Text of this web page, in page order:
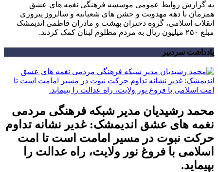
به گزارش روابط عمومی موسسه فرهنگی نغمه های عشق
همزمان با دهه مهدویت و جشن های شعبانیه و سالروز پیروزی
انقلاب اسلامی، گروه دختران بهشت و مادران فاطمی اندیمشک
مبلغ ۲۵۰ میلیون ریال به مردم مظلوم لبنان کمک کردند.
یادداشت سردبیر
محمد رشیدیان مدیر شبکه فرهنگی مردمی
نغمه های عشق اندیمشک: غدیر نشانه تداوم
حرکت نبوت در مسیر امامت است تا امت
اسلامی با فروغ نور ولایت، راه عدالت را
بپیماید.